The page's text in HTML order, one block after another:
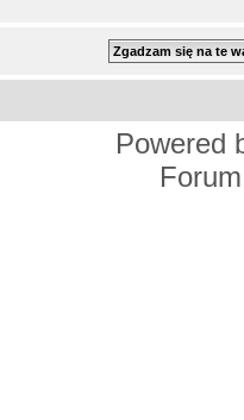
Powered